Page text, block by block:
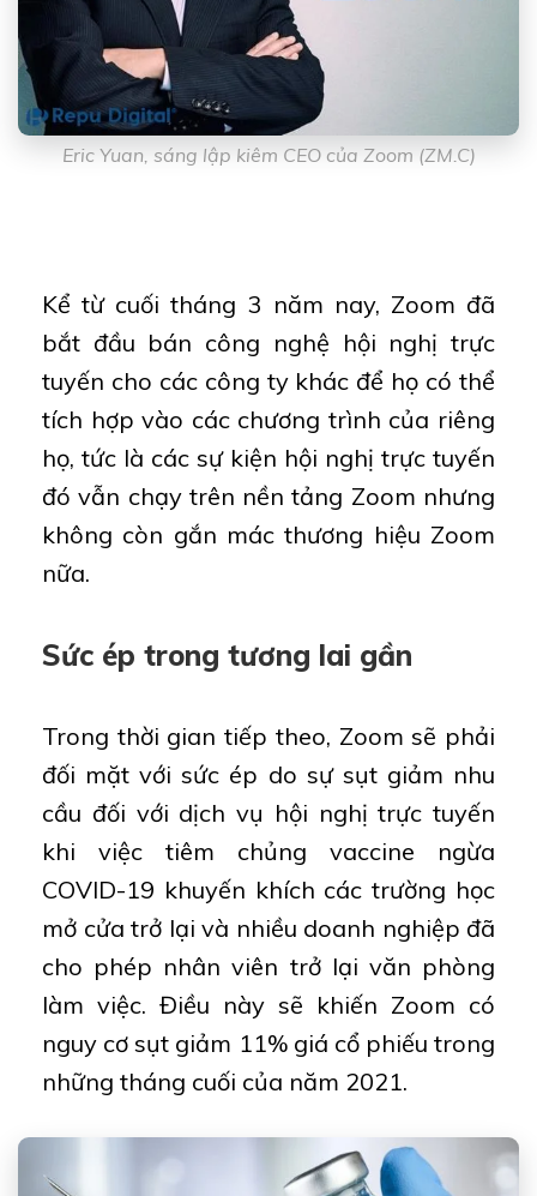
Eric Yuan, sáng lập kiêm CEO của Zoom (ZM.C)
Kể từ cuối tháng 3 năm nay, Zoom đã
bắt đầu bán công nghệ hội nghị trực
tuyến cho các công ty khác để họ có thể
tích hợp vào các chương trình của riêng
họ, tức là các sự kiện hội nghị trực tuyến
đó vẫn chạy trên nền tảng Zoom nhưng
không còn gắn mác thương hiệu Zoom
nữa.
Sức ép trong tương lai gần
Trong thời gian tiếp theo, Zoom sẽ phải
đối mặt với sức ép do sự sụt giảm nhu
cầu đối với dịch vụ hội nghị trực tuyến
khi việc tiêm chủng vaccine ngừa
COVID-19 khuyến khích các trường học
mở cửa trở lại và nhiều doanh nghiệp đã
cho phép nhân viên trở lại văn phòng
làm việc. Điều này sẽ khiến Zoom có
nguy cơ sụt giảm 11% giá cổ phiếu trong
những tháng cuối của năm 2021.